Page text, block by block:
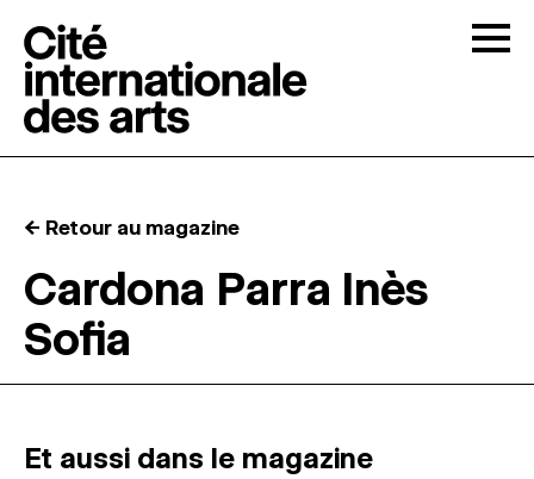
RÉSIDENCES
← Retour au magazine
Cardona Parra Inès
Sofia
Et aussi dans le magazine